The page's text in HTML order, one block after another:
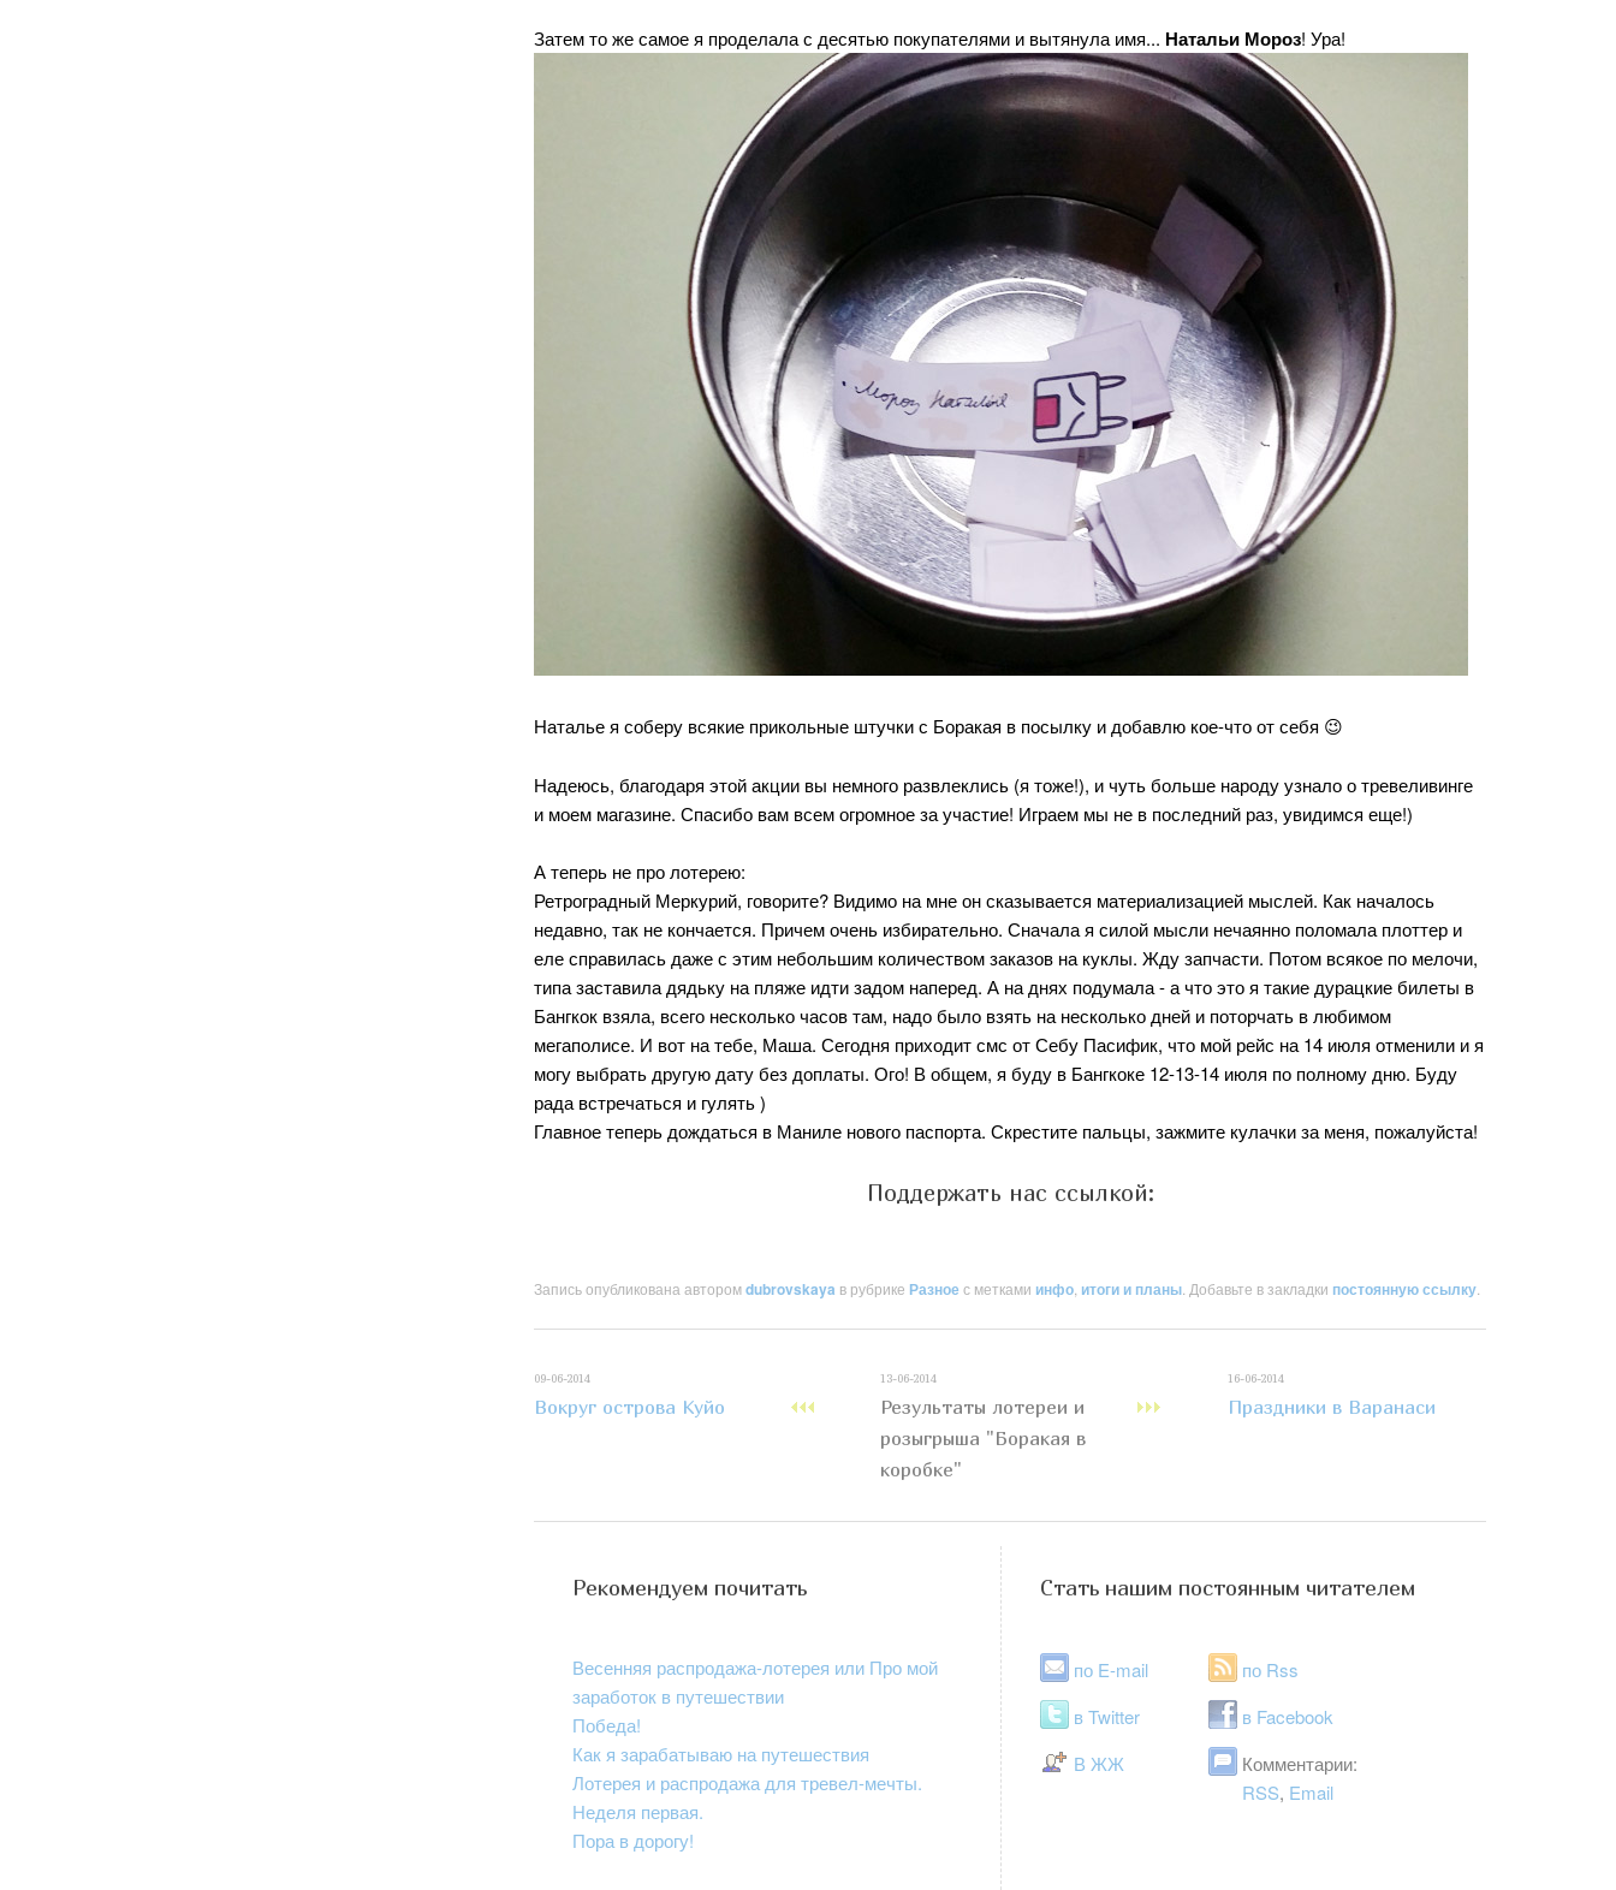
Затем то же самое я проделала с десятью покупателями и вытянула имя... Натальи Мороз! Ура!
Наталье я соберу всякие прикольные штучки с Боракая в посылку и добавлю кое-что от себя 😉
Надеюсь, благодаря этой акции вы немного развлеклись (я тоже!), и чуть больше народу узнало о тревеливинге
и моем магазине. Спасибо вам всем огромное за участие! Играем мы не в последний раз, увидимся еще!)
А теперь не про лотерею:
Ретроградный Меркурий, говорите? Видимо на мне он сказывается материализацией мыслей. Как началось
недавно, так не кончается. Причем очень избирательно. Сначала я силой мысли нечаянно поломала плоттер и
еле справилась даже с этим небольшим количеством заказов на куклы. Жду запчасти. Потом всякое по мелочи,
типа заставила дядьку на пляже идти задом наперед. А на днях подумала - а что это я такие дурацкие билеты в
Бангкок взяла, всего несколько часов там, надо было взять на несколько дней и поторчать в любимом
мегаполисе. И вот на тебе, Маша. Сегодня приходит смс от Себу Пасифик, что мой рейс на 14 июля отменили и я
могу выбрать другую дату без доплаты. Ого! В общем, я буду в Бангкоке 12-13-14 июля по полному дню. Буду
рада встречаться и гулять )
Главное теперь дождаться в Маниле нового паспорта. Скрестите пальцы, зажмите кулачки за меня, пожалуйста!
Поддержать нас ссылкой:
Запись опубликована авторомdubrovskaya в рубрике Разноес метками инфо итоги и планы . Добавьте в закладки постоянную ссылку
09-06-2014
Вокруг острова Куйо
13-06-2014
Результаты лотереи и
розыгрыша "Боракая в
коробке"
16-06-2014
Праздники в Варанаси
Рекомендуем почитать
Весенняя распродажа-лотерея или Про мой
заработок в путешествии
Победа!
Как я зарабатываю на путешествия
Лотерея и распродажа для тревел-мечты.
Неделя первая.
Пора в дорогу!
Стать нашим постоянным читателем
по E-mail
по Rss
в Twitter
в Facebook
В ЖЖ
Комментарии:
RSS, Email